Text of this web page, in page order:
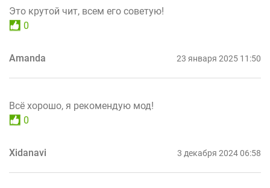
Это крутой чит, всем его советую!
0
Amanda 23 января 2025 11:50
Всё хорошо, я рекомендую мод!
0
Xidanavi 3 декабря 2024 06:58